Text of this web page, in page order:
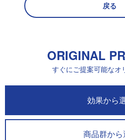
戻る
ORIGINAL
すぐにご提案可能なオ
効果から
商品群か